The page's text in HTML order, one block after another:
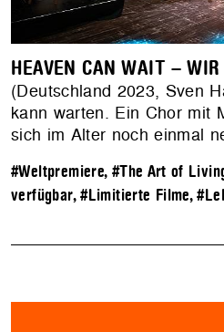
HEAVEN CAN WAIT –
(Deutschland 2023, Sven
kann warten. Ein Chor mit
sich im Alter noch einmal
#Weltpremiere, #The Art of
verfügbar,#Limitierte Filme,